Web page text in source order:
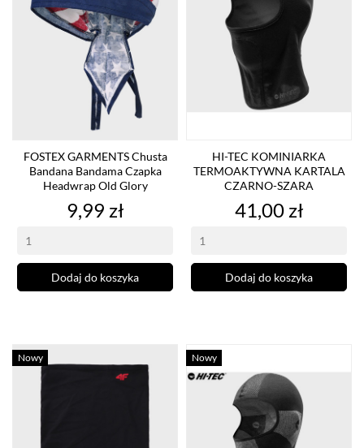
FOSTEX GARMENTS Chusta
Bandana Bandama Czapka
Headwrap Old Glory
Cena
9,99 zł
Dodaj do koszyka
HI-TEC KOMINIARKA
TERMOAKTYWNA KARTALA
CZARNO-SZARA
Cena
41,00 zł
Dodaj do koszyka
Nowy Nowy